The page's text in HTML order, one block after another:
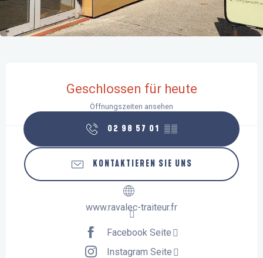
Geschlossen für heute
Öffnungszeiten ansehen
02 98 57 01 ▒▒
KONTAKTIEREN SIE UNS
www.ravalec-traiteur.fr
Facebook Seite
Instagram Seite